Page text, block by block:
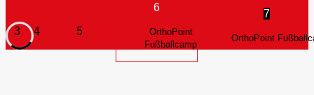
3 4 5
6
OrthoPoint
Fußballcamp
7
OrthoPoint